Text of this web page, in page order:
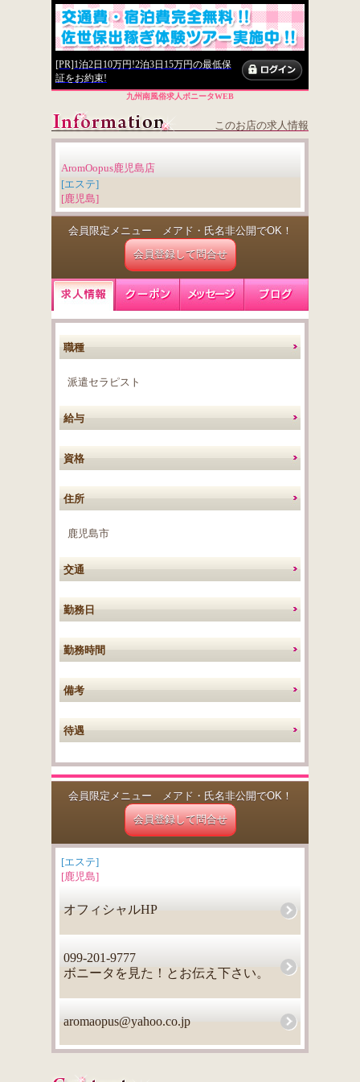
[PR]1泊2日10万円!2泊3日15万円の最低保
証をお約束!
九州南風俗求人ボニータWEB
このお店の求人情報
AromОopus鹿児島店
[エステ]
[鹿児島]
会員限定メニュー メアド・氏名非公開でOK！
会員登録して問合せ
職種
派遣セラピスト
給与
資格
住所
鹿児島市
交通
勤務日
勤務時間
備考
待遇
会員限定メニュー メアド・氏名非公開でOK！
会員登録して問合せ
[エステ]
[鹿児島]
オフィシャルHP
099-201-9777
ボニータを見た！とお伝え下さい。
aromaopus@yahoo.co.jp